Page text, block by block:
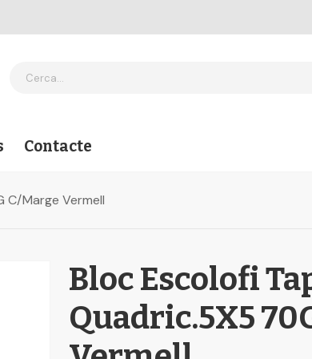
Contacte
C/Marge Vermell
Bloc Escolofi
Quadric.5X5